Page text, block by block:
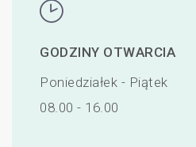
GODZINY OTWARCIA
Poniedziałek - Piątek
08.00 - 16.00